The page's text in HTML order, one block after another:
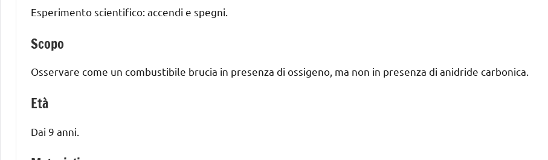
Esperimento scientifico: accendi e spegni.
Scopo
Osservare come un combustibile brucia in presenza di ossigeno, ma non in presenza di anidride carbonica.
Età
Dai 9 anni.